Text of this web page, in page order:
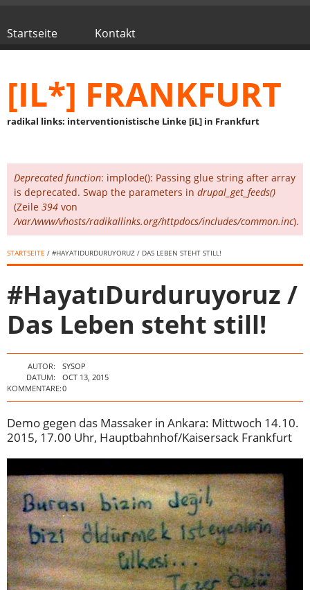
Hauptmenü
Startseite Kontakt
[IL*] FRANKFURT
radikal links: interventionistische Linke [iL] in Frankfurt
Fehlermeldung
Deprecated function: implode(): Passing glue string after array
is deprecated. Swap the parameters in drupal_get_feeds()
(Zeile 394 von
/var/www/vhosts/radikallinks.org/httpdocs/includes/common.inc).
STARTSEITE / #HAYATIDURDURUYORUZ / DAS LEBEN STEHT STILL!
#HayatıDurduruyoruz /
Das Leben steht still!
AUTOR:
SYSOP
DATUM:
OCT 13, 2015
KOMMENTARE:0
Demo gegen das Massaker in Ankara: Mittwoch 14.10.
2015, 17.00 Uhr, Hauptbahnhof/Kaisersack Frankfurt